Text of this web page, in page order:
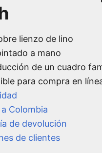
lienzo de lino
a mano
de un cuadro
para compra en
Colombia
de devolución
de clientes